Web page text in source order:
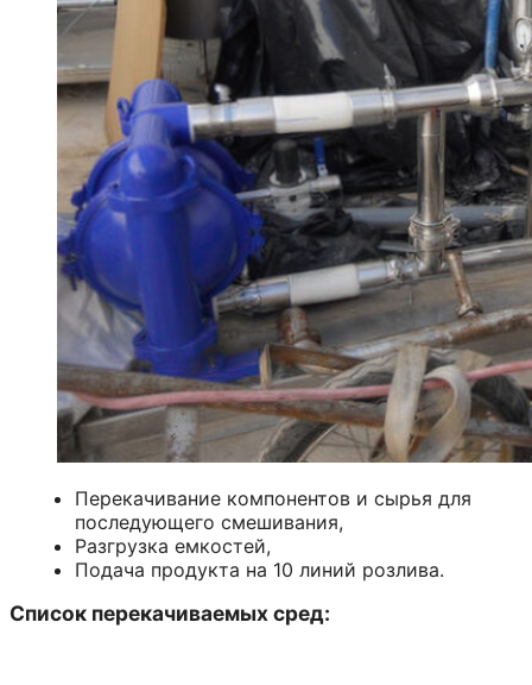
Перекачивание компонентов и сырья для
последующего смешивания,
Разгрузка емкостей,
Подача продукта на 10 линий розлива.
Список перекачиваемых сред: